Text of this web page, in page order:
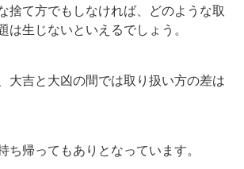
捨て方でもしなければ、どのような取
は生じないといえるでしょう。
大吉と大凶の間では取り扱い方の差は
ち帰ってもありとなっています。